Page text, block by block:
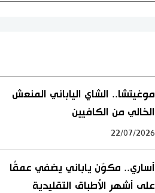
موغيتشا.. الشاي الياباني المنعش
الخالي من الكافيين
22/07/2026
أساري.. مكوّن ياباني يضفي عمقًا
على أشهر الأطباق التقليدية